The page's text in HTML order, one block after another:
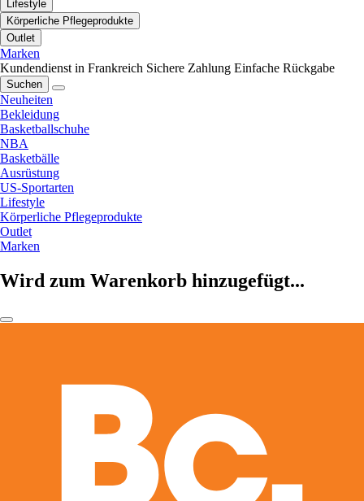
Lifestyle
Körperliche Pflegeprodukte
Outlet
Marken
Kundendienst in Frankreich Sichere Zahlung Einfache Rückgabe
Suchen
Neuheiten
Bekleidung
Basketballschuhe
NBA
Basketbälle
Ausrüstung
US-Sportarten
Lifestyle
Körperliche Pflegeprodukte
Outlet
Marken
Wird zum Warenkorb hinzugefügt...